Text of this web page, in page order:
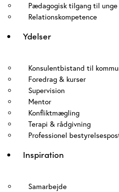
Pædagogisk tilgang til unge
Relationskompetence
Ydelser
Konsulentbistand til
Foredrag & kurser
Supervision
Mentor
Konfliktmægling
Terapi & rådgivning
Professionel
Inspiration
Samarbejde